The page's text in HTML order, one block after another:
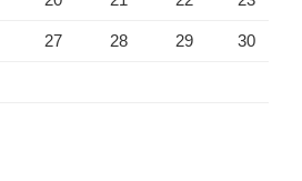
27 28 29 30